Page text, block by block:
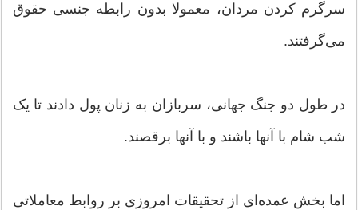
سرگرم کردن مردان، معمولا بدون رابطه جنسی حقوق
می‌گرفتند.
در طول دو جنگ جهانی، سربازان به زنان پول دادند تا یک
شب شام با آنها باشند و با آنها برقصند.
اما بخش عمده‌ای از تحقیقات امروزی بر روابط معاملاتی